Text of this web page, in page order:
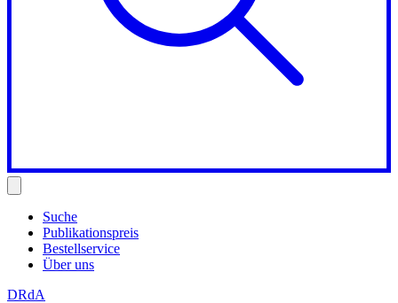
Suche
Publikationspreis
Bestellservice
Über uns
DRdA